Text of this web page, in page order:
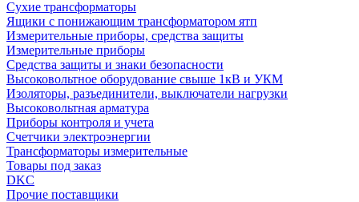
Сухие трансформаторы
Ящики с понижающим трансформатором ятп
Измерительные приборы, средства защиты
Измерительные приборы
Средства защиты и знаки безопасности
Высоковольтное оборудование свыше 1кВ и УКМ
Изоляторы, разъединители, выключатели нагрузки
Высоковольтная арматура
Приборы контроля и учета
Счетчики электроэнергии
Трансформаторы измерительные
Товары под заказ
DKC
Прочие поставщики